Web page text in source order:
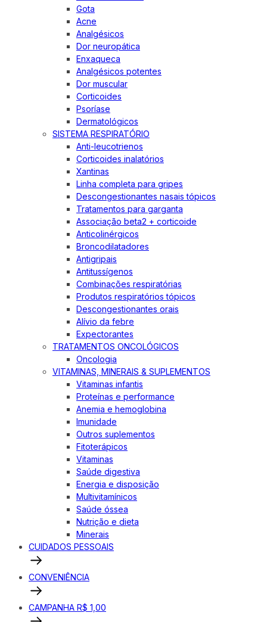
Gota
Acne
Analgésicos
Dor neuropática
Enxaqueca
Analgésicos potentes
Dor muscular
Corticoides
Psoríase
Dermatológicos
SISTEMA RESPIRATÓRIO
Anti-leucotrienos
Corticoides inalatórios
Xantinas
Linha completa para gripes
Descongestionantes nasais tópicos
Tratamentos para garganta
Associação beta2 + corticoide
Anticolinérgicos
Broncodilatadores
Antigripais
Antitussígenos
Combinações respiratórias
Produtos respiratórios tópicos
Descongestionantes orais
Alívio da febre
Expectorantes
TRATAMENTOS ONCOLÓGICOS
Oncologia
VITAMINAS, MINERAIS & SUPLEMENTOS
Vitaminas infantis
Proteínas e performance
Anemia e hemoglobina
Imunidade
Outros suplementos
Fitoterápicos
Vitaminas
Saúde digestiva
Energia e disposição
Multivitamínicos
Saúde óssea
Nutrição e dieta
Minerais
CUIDADOS PESSOAIS
CONVENIÊNCIA
CAMPANHA R$ 1,00